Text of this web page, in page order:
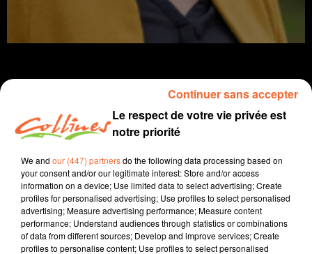
info
JOURNAL DU MARDI 14 DÉCEMBRE (SOIR)
Fabien Gazeau
L'info près de chez vous
Présenté par Fabien Gazeau
Le respect de votre vie privée est
notre priorité
We and our (447) partnersdo the following data processing based on
your consent and/or our legitimate interest: Store and/or access
information on a device; Use limited data to select advertising; Create
profiles for personalised advertising; Use profiles to select personalised
advertising; Measure advertising performance; Measure content
performance; Understand audiences through statistics or combinations
of data from different sources; Develop and improve services; Create
profiles to personalise content; Use profiles to select personalised
Continuer sans accepter